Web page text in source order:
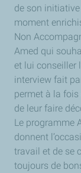
de son initiative
moment
Non
Amed qui
et lui conseiller
interview fait
permet à la
de leur faire
Le programme
donnent
travail et de se
toujours de